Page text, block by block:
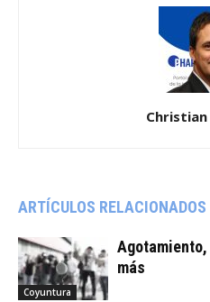
ARTÍCULOS RELACIONADOS
Coyuntura
más